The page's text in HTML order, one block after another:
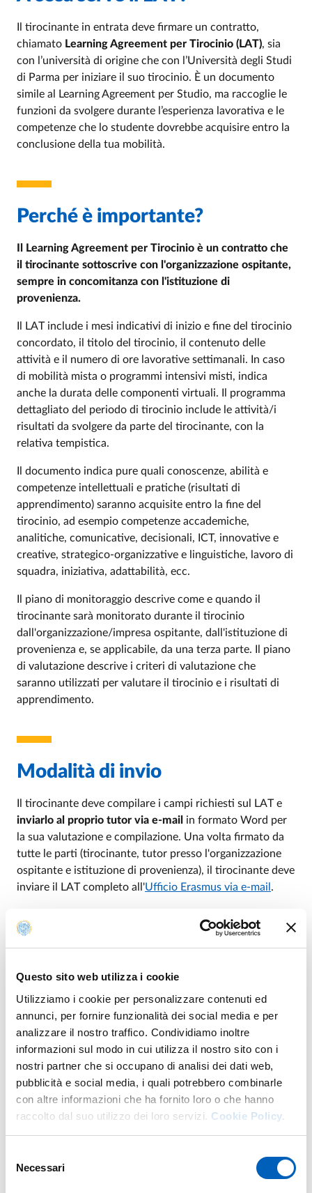
Questo sito web utilizza i cookie
Utilizziamo i cookie per personalizzare contenuti ed
annunci, per fornire funzionalità dei social media e per
analizzare il nostro traffico. Condividiamo inoltre
informazioni sul modo in cui utilizza il nostro sito con i
nostri partner che si occupano di analisi dei dati web,
pubblicità e social media, i quali potrebbero combinarle
con altre informazioni che ha fornito loro o che hanno
raccolto dal suo utilizzo dei loro servizi. Cookie Policy.
delNecessari
Il tirocinante in entrata deve firmare un contratto,
chiamato Learning Agreement per Tirocinio (LAT), sia
con l’università di origine che con l’Università degli Studi
di Parma per iniziare il suo tirocinio. È un documento
simile al Learning Agreement per Studio, ma raccoglie le
funzioni da svolgere durante l’esperienza lavorativa e le
competenze che lo studente dovrebbe acquisire entro la
conclusione della tua mobilità.
Perché è importante?
Il Learning Agreement per Tirocinio è un contratto che
il tirocinante sottoscrive con l'organizzazione ospitante,
sempre in concomitanza con l'istituzione di
provenienza.
Il LAT include i mesi indicativi di inizio e fine del tirocinio
concordato, il titolo del tirocinio, il contenuto delle
attività e il numero di ore lavorative settimanali. In caso
di mobilità mista o programmi intensivi misti, indica
anche la durata delle componenti virtuali. Il programma
dettagliato del periodo di tirocinio include le attività/i
risultati da svolgere da parte del tirocinante, con la
relativa tempistica.
Il documento indica pure quali conoscenze, abilità e
competenze intellettuali e pratiche (risultati di
apprendimento) saranno acquisite entro la fine del
tirocinio, ad esempio competenze accademiche,
analitiche, comunicative, decisionali, ICT, innovative e
creative, strategico-organizzative e linguistiche, lavoro di
squadra, iniziativa, adattabilità, ecc.
Il piano di monitoraggio descrive come e quando il
tirocinante sarà monitorato durante il tirocinio
dall'organizzazione/impresa ospitante, dall'istituzione di
provenienza e, se applicabile, da una terza parte. Il piano
di valutazione descrive i criteri di valutazione che
saranno utilizzati per valutare il tirocinio e i risultati di
apprendimento.
Modalità di invio
Il tirocinante deve compilare i campi richiesti sul LAT e
inviarlo al proprio tutor via e-mail in formato Word per
la sua valutazione e compilazione. Una volta firmato da
tutte le parti (tirocinante, tutor presso l'organizzazione
ospitante e istituzione di provenienza), il tirocinante deve
inviare il LAT completo all'Ufficio Erasmus via e-mail .
tirocinante sarà finalizzata solo una volta che il tuo
Learning Agreement sarà stato completato e approvato
completo prima dell'arrivo a Parma
Modelli di documenti
LEARNING AGREEMENT FOR TRAINEESHIPS